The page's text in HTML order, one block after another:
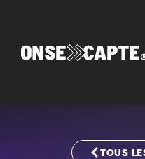
TOUS